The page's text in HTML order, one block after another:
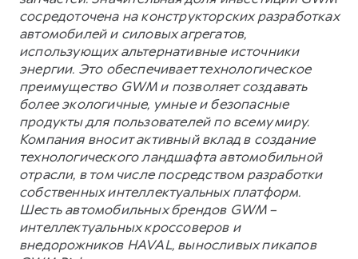
сосредоточена на конструкторских разработках
автомобилей и силовых агрегатов,
использующих альтернативные источники
энергии. Это обеспечивает технологическое
преимущество GWM и позволяет создавать
более экологичные, умные и безопасные
продукты для пользователей по всему миру.
Компания вносит активный вклад в создание
технологического ландшафта автомобильной
отрасли, в том числе посредством разработки
собственных интеллектуальных платформ.
Шесть автомобильных брендов GWM –
интеллектуальных кроссоверов и
внедорожников HAVAL, выносливых пикапов